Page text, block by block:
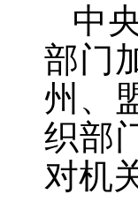
中
部门
州、
织部
对机